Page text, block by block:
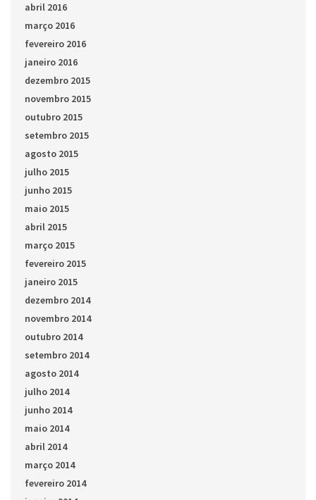
abril 2016
março 2016
fevereiro 2016
janeiro 2016
dezembro 2015
novembro 2015
outubro 2015
setembro 2015
agosto 2015
julho 2015
junho 2015
maio 2015
abril 2015
março 2015
fevereiro 2015
janeiro 2015
dezembro 2014
novembro 2014
outubro 2014
setembro 2014
agosto 2014
julho 2014
junho 2014
maio 2014
abril 2014
março 2014
fevereiro 2014